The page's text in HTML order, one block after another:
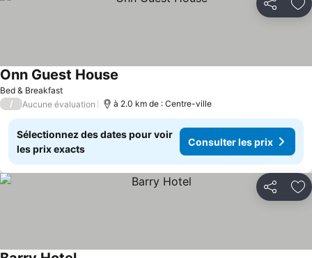
Partager
Bed & Breakfast
Onn Guest House
/ Aucune évaluation à 2.0 km de : Centre-ville
Sélectionnez des dates pour voir
les prix exacts
Consulter les prix
Partager